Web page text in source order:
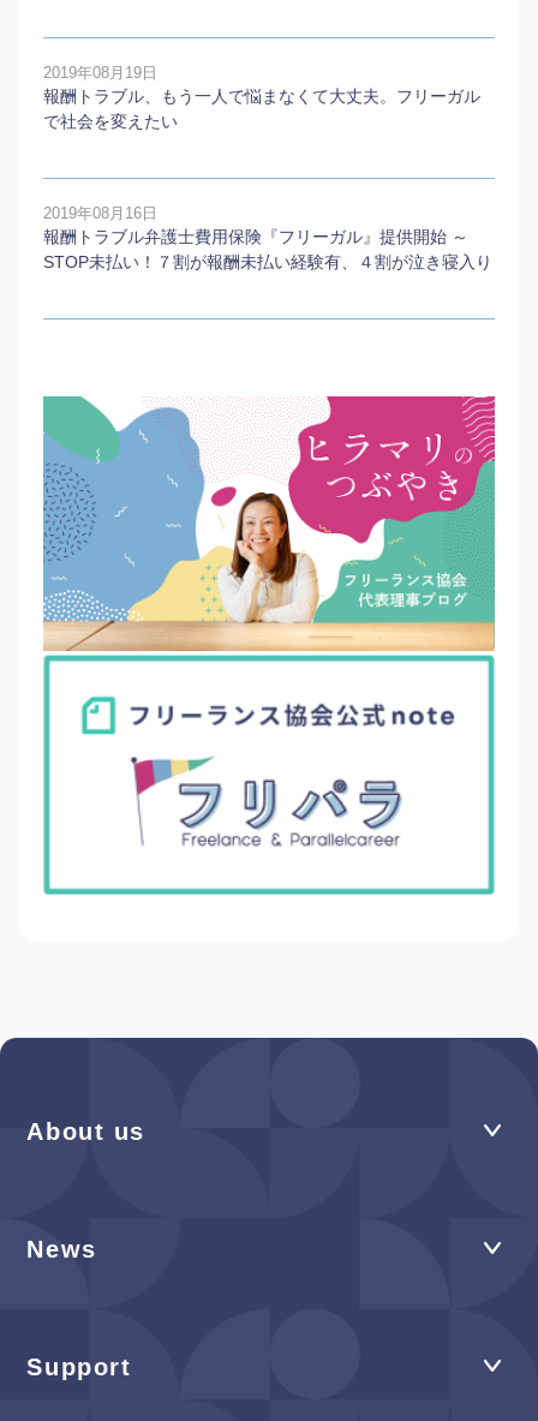
2019年08月19日
報酬トラブル、もう一人で悩まなくて大丈夫。フリーガル
で社会を変えたい
2019年08月16日
報酬トラブル弁護士費用保険『フリーガル』提供開始 ～
STOP未払い！７割が報酬未払い経験有、４割が泣き寝入り
About us
News
Support